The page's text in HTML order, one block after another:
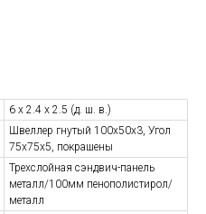
6 х 2.4 х 2.5 (д. ш. в.)
Швеллер гнутый 100х50х3, Угол
75х75х5, покрашены
Трехслойная сэндвич-панель
металл/100мм пенополистирол/
металл